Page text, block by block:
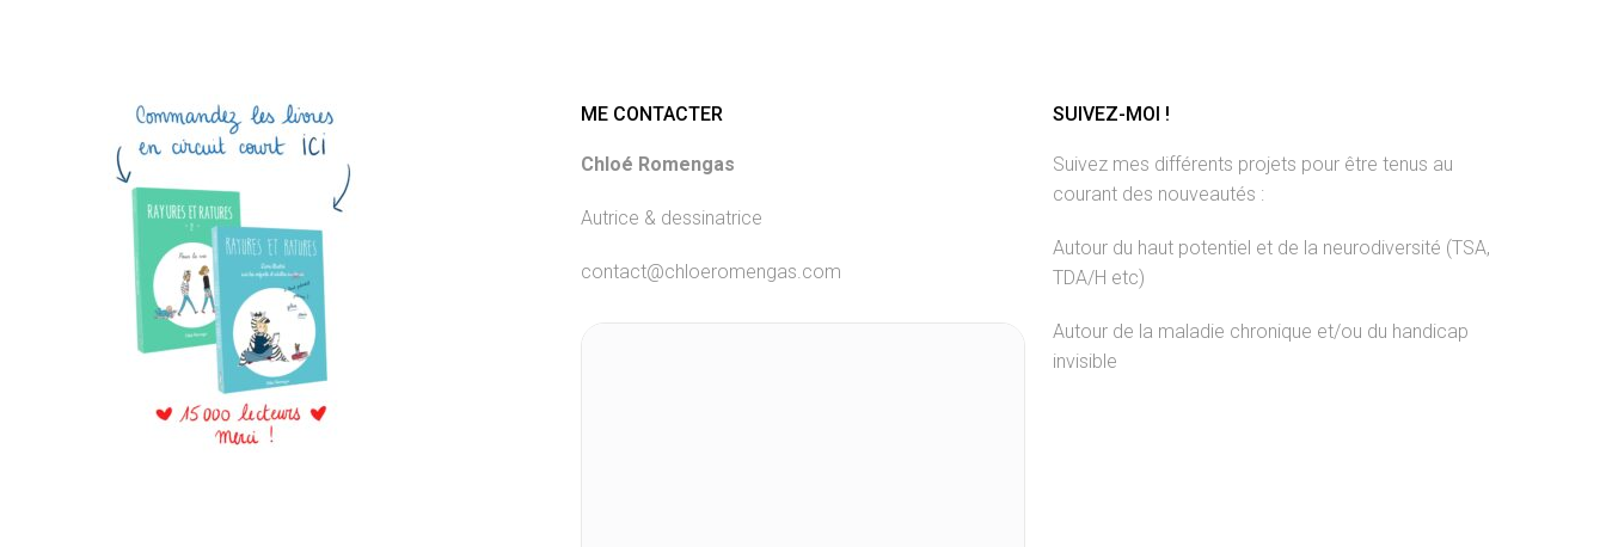
ME CONTACTER
Chloé Romengas
Autrice & dessinatrice
contact@chloeromengas.com
SUIVEZ-MOI !
Suivez mes différents projets pour être tenus au
courant des nouveautés :
Autour du haut potentiel et de la neurodiversité (TSA,
TDA/H etc)
Autour de la maladie chronique et/ou du handicap
invisible